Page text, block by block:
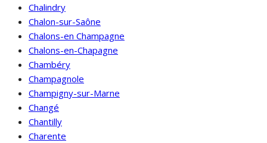
Chalindry
Chalon-sur-Saône
Chalons-en Champagne
Chalons-en-Chapagne
Chambéry
Champagnole
Champigny-sur-Marne
Changé
Chantilly
Charente